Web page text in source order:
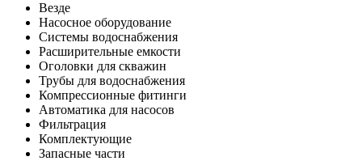
Везде
Насосное оборудование
Системы водоснабжения
Расширительные емкости
Оголовки для скважин
Трубы для водоснабжения
Компрессионные фитинги
Автоматика для насосов
Фильтрация
Комплектующие
Запасные части